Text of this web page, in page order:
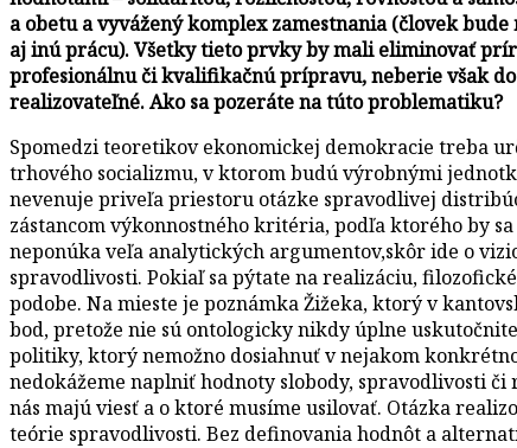
a obetu a vyvážený komplex zamestnania (človek
aj inú prácu). Všetky tieto prvky by mali eliminovať
profesionálnu či kvalifikačnú prípravu, neberie však
realizovateľné. Ako sa pozeráte na túto problematiku?
Spomedzi teoretikov ekonomickej demokracie treba
trhového socializmu, v ktorom budú výrobnými
nevenuje priveľa priestoru otázke spravodlivej
zástancom výkonnostného kritéria, podľa ktorého by
neponúka veľa analytických argumentov,skôr ide o
spravodlivosti. Pokiaľ sa pýtate na realizáciu,
podobe. Na mieste je poznámka Žižeka, ktorý v
bod, pretože nie sú ontologicky nikdy úplne
politiky, ktorý nemožno dosiahnuť v nejakom
nedokážeme naplniť hodnoty slobody, spravodlivosti
nás majú viesť a o ktoré musíme usilovať. Otázka
teórie spravodlivosti. Bez definovania hodnôt a